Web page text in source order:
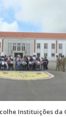
Instituições da